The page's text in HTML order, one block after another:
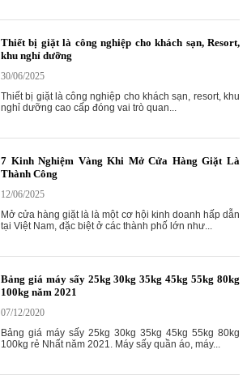
Thiết bị giặt là công nghiệp cho khách sạn, Resort,
khu nghỉ dưỡng
30/06/2025
Thiết bị giặt là công nghiệp cho khách sạn, resort, khu
nghỉ dưỡng cao cấp đóng vai trò quan...
7 Kinh Nghiệm Vàng Khi Mở Cửa Hàng Giặt Là
Thành Công
12/06/2025
Mở cửa hàng giặt là là một cơ hội kinh doanh hấp dẫn
tại Việt Nam, đặc biệt ở các thành phố lớn như...
Bảng giá máy sấy 25kg 30kg 35kg 45kg 55kg 80kg
100kg năm 2021
07/12/2020
Bảng giá máy sấy 25kg 30kg 35kg 45kg 55kg 80kg
100kg rẻ Nhất năm 2021. Máy sấy quần áo, máy...